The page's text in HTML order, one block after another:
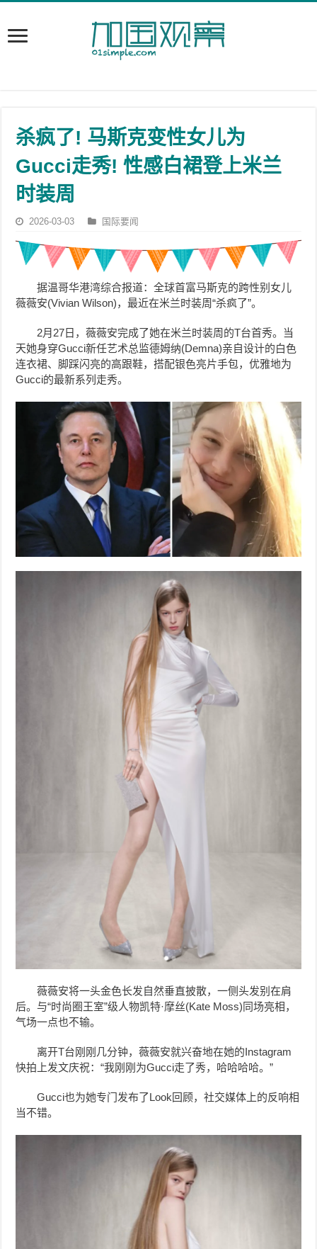
杀疯了! 马斯克变性女儿为
Gucci走秀! 性感白裙登上米兰
时装周
2026-03-03 国际要闻
据温哥华港湾综合报道：全球首富马斯克的跨性别女儿
薇薇安(Vivian Wilson)，最近在米兰时装周“杀疯了”。
2月27日，薇薇安完成了她在米兰时装周的T台首秀。
当
天她身穿Gucci新任艺术总监德姆纳(Demna)亲自设计的白色
连衣裙、脚踩闪亮的高跟鞋，搭配银色亮片手包，优雅地为
Gucci的最新系列走秀。
薇薇安将一头金色长发自然垂直披散，一侧头发别在肩
后。与“时尚圈王室”级人物凯特·摩丝(Kate Moss)同场亮相，
气场一点也不输。
离开T台刚刚几分钟，薇薇安就兴奋地在她的Instagram
快拍上发文庆祝：“我刚刚为Gucci走了秀，哈哈哈哈。”
Gucci也为她专门发布了Look回顾，社交媒体上的反响相
当不错。